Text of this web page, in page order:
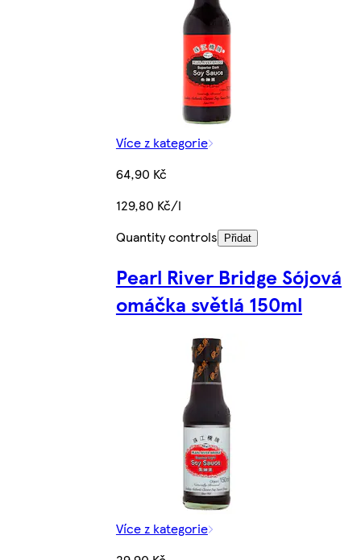
Více z kategorie
64,90 Kč
129,80 Kč/l
Quantity controls
Přidat
Pearl River Bridge Sójová
omáčka světlá 150ml
Více z kategorie